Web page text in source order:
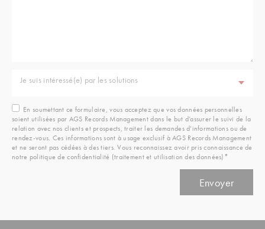
Je suis intéressé(e) par les solutions
En soumettant ce formulaire, vous acceptez que vos données personnelles
soient utilisées par AGS Records Management dans le but d’assurer le suivi de la
relation avec nos clients et prospects, traiter les demandes d’informations ou de
rendez-vous. Ces informations sont à usage exclusif à AGS Records Management
et ne seront pas cédées à des tiers. Vous reconnaissez avoir pris connaissance de
notre politique de confidentialité (traitement et utilisation des données)*